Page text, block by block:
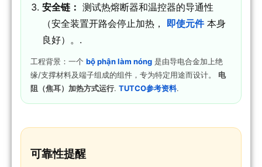
安全链： 测试热熔断器和温控器的导通性
（安全装置开路会停止加热， 即使元件本身
良好）。.
工程背景：一个 bộ phận làm nóng 是由导电合金加上绝
缘/支撑材料及端子组成的组件，专为特定用途而设计。 电
阻（焦耳）加热方式运行. TUTCO参考资料.
可靠性提醒